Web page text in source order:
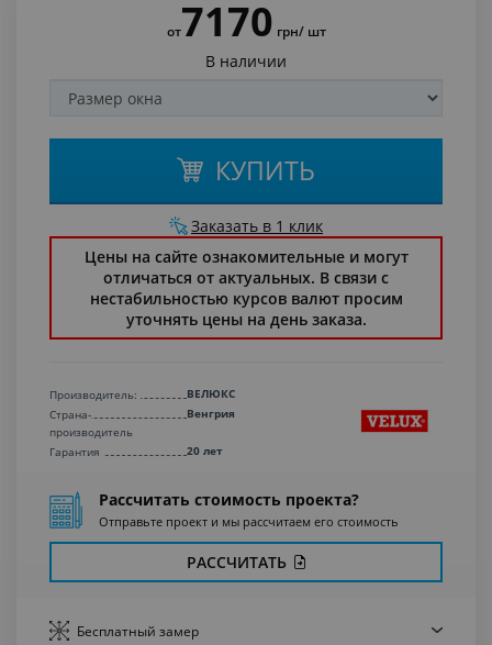
от7170 грн/ шт
В наличии
КУПИТЬ
Заказать в 1 клик
Цены на сайте ознакомительные и могут
отличаться от актуальных. В связи с
нестабильностью курсов валют просим
уточнять цены на день заказа.
Производитель:
ВЕЛЮКС
Страна-
производитель
Венгрия
Гарантия 20 лет
Рассчитать стоимость проекта?
Отправьте проект и мы рассчитаем его стоимость
РАССЧИТАТЬ
Бесплатный замер